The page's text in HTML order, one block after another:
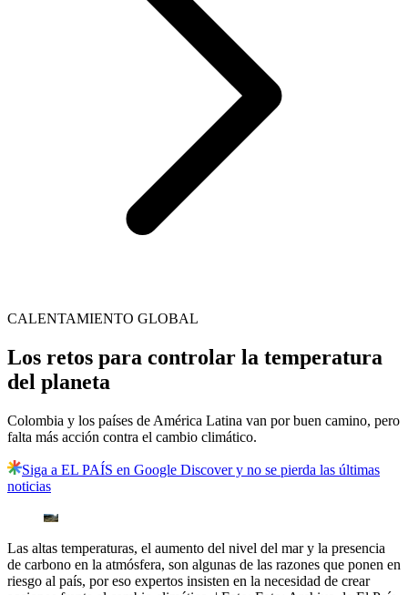
CALENTAMIENTO GLOBAL
Los retos para controlar la temperatura
del planeta
Colombia y los países de América Latina van por buen camino, pero
falta más acción contra el cambio climático.
Siga a EL PAÍS en Google Discover y no se pierda las últimas
noticias
Las altas temperaturas, el aumento del nivel del mar y la presencia
de carbono en la atmósfera, son algunas de las razones que ponen en
riesgo al país, por eso expertos insisten en la necesidad de crear